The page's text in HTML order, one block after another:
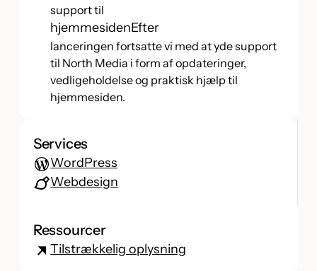
support til
hjemmesidenEfter
lanceringen fortsatte vi med at yde support
til North Media i form af opdateringer,
vedligeholdelse og praktisk hjælp til
hjemmesiden.
Services
WordPress
Webdesign
Ressourcer
Tilstrækkelig oplysning